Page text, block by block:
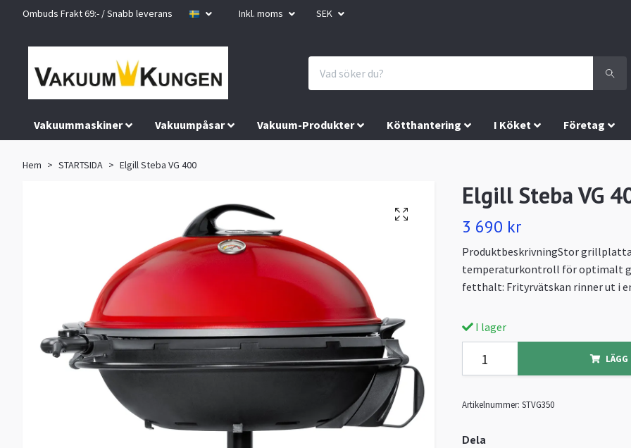
Ombuds Frakt 69:- / Snabb leverans Inkl. moms SEK
Vakuummaskiner Vakuumpåsar Vakuum-Produkter Kötthantering I Köket Företag
Hem STARTSIDA Elgill Steba VG 400
Elgill Steba VG
3 690 kr
ProduktbeskrivningStor
temperaturkontroll för optimalt
fetthalt: Frityrvätskan rinner ut i
I lager
LÄGG
Artikelnummer: STVG350
Dela